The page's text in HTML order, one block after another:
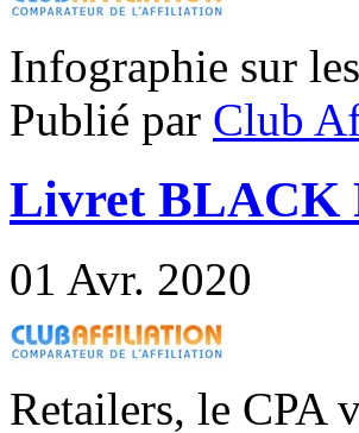
Infographie sur
Publié par Club
Livret BLACK
01 Avr. 2020
Retailers, le CPA